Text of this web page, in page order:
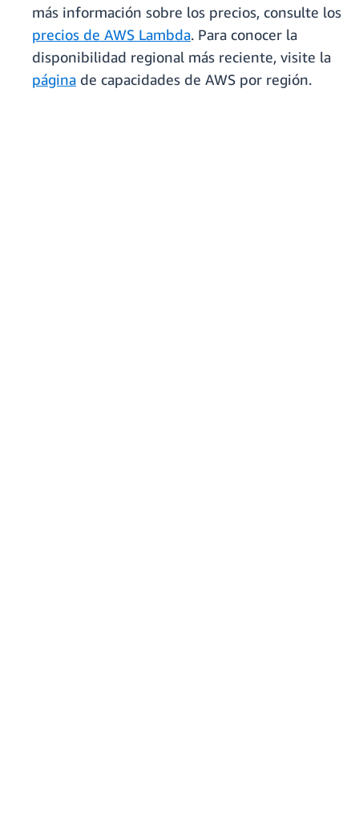
más información sobre los precios, consulte los
precios de AWS Lambda. Para conocer la
disponibilidad regional más reciente, visite la
página de capacidades de AWS por región.